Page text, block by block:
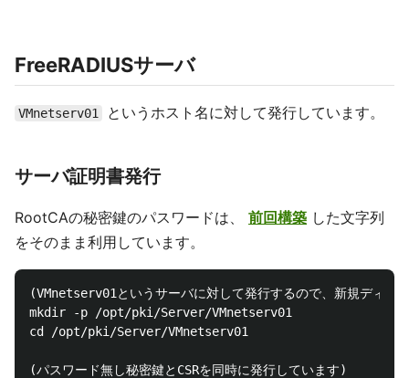
FreeRADIUSサーバ
VMnetserv01 というホスト名に対して発行しています。
サーバ証明書発行
RootCAの秘密鍵のパスワードは、 前回構築 した文字列
をそのまま利用しています。
(VMnetserv01というサーバに対して発行するので、新規ディレ
mkdir -p /opt/pki/Server/VMnetserv01
cd /opt/pki/Server/VMnetserv01
(パスワード無し秘密鍵とCSRを同時に発行しています)